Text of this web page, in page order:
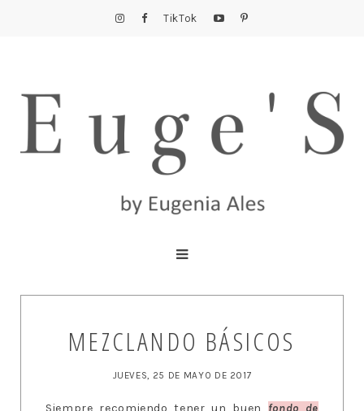
TikTok
MEZCLANDO BÁSICOS
JUEVES, 25 DE MAYO DE 2017